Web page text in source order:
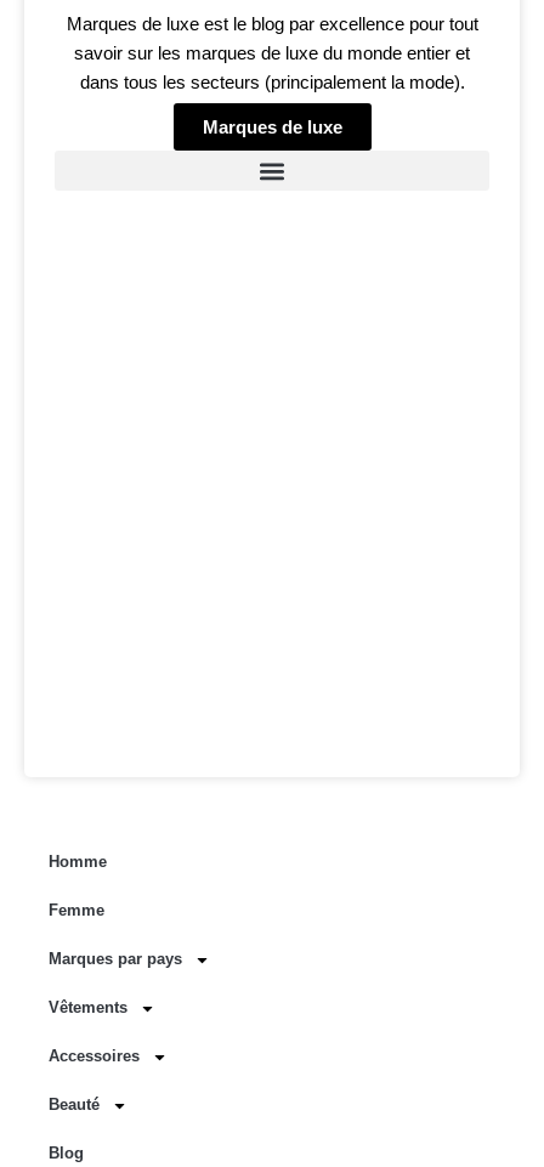
Marques de luxe est le blog par excellence pour tout
savoir sur les marques de luxe du monde entier et
dans tous les secteurs (principalement la mode).
Marques de luxe
Homme
Femme
Marques par pays
Vêtements
Accessoires
Beauté
Blog